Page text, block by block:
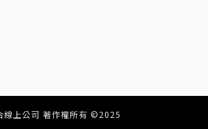
線上公司 著作權所有 ©2025